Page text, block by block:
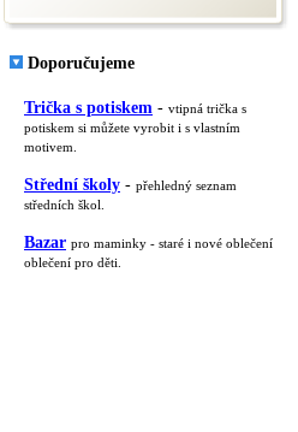
Doporučujeme
Trička s potiskem - vtipná trička s
potiskem si můžete vyrobit i s vlastním
motivem.
Střední školy - přehledný seznam
středních škol.
Bazar pro maminky - staré i nové oblečení
oblečení pro děti.